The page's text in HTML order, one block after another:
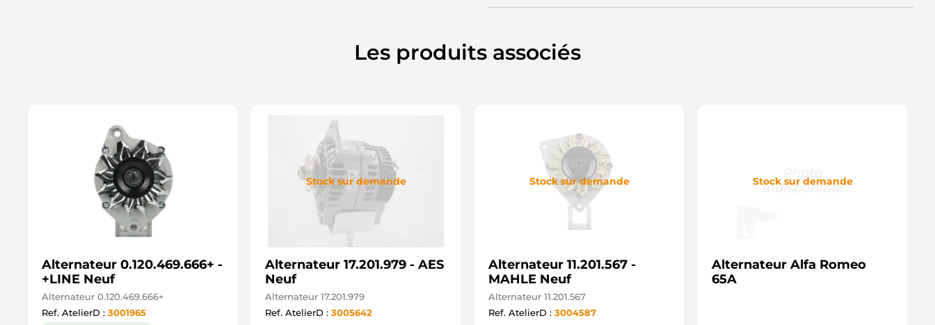
LRA2353 LUCAS
MRA90353 MAGNETI MARELLI
A12VA0367 SIDAT
Les produits associés
Alternateur 0.120.469.666+ -
+LINE Neuf
Alternateur 0.120.469.666+
Ref. AtelierD : 3001965
Stock sur demande
Alternateur 17.201.979 - AES
Neuf
Alternateur 17.201.979
Ref. AtelierD : 3005642
Stock sur demande
Alternateur 11.201.567 -
MAHLE Neuf
Alternateur 11.201.567
Ref. AtelierD : 3004587
Stock sur demande
Alternateur Alfa Romeo
65A